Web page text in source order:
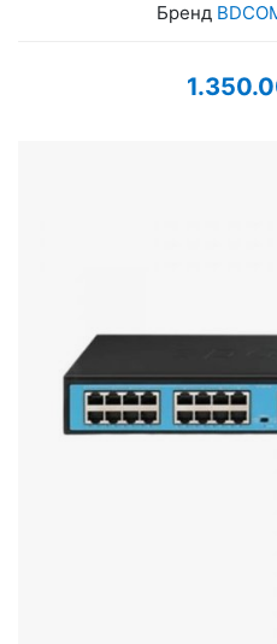
Мышки и Клавиатуры
Наушники
Бренд